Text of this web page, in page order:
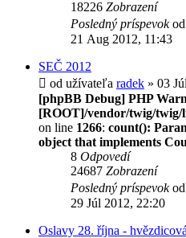
18226 Zobrazení
Posledný príspevok
21 Aug 2012, 11:43
SEČ 2012
od užívateľa radek » 03
[phpBB Debug] PHP
[ROOT]/vendor/twig/
on line 1266: count():
object that implements
8 Odpovedí
24687 Zobrazení
Posledný príspevok
29 Júl 2012, 22:20
Oslavy 28. října -